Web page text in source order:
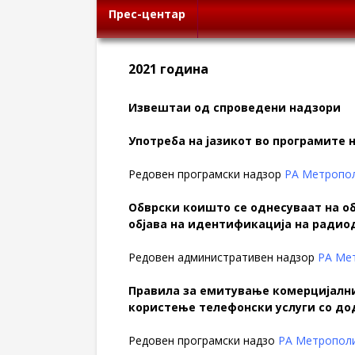
Прес-центар
2021 година
Извештаи од спроведени надзори
Употреба на јазикот во
Редовен програмски надзор РА
Обврски коишто се однесуваат на
објава на идентификација на
Редовен административен надзор РА
Правила за емитување
користење телефонски услуги со
Редовен програмски надзо РА